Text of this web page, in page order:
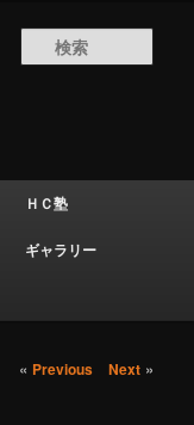
索
ＨＣ塾
ギャラリー
投稿ナビゲーショ
« Previous Next»